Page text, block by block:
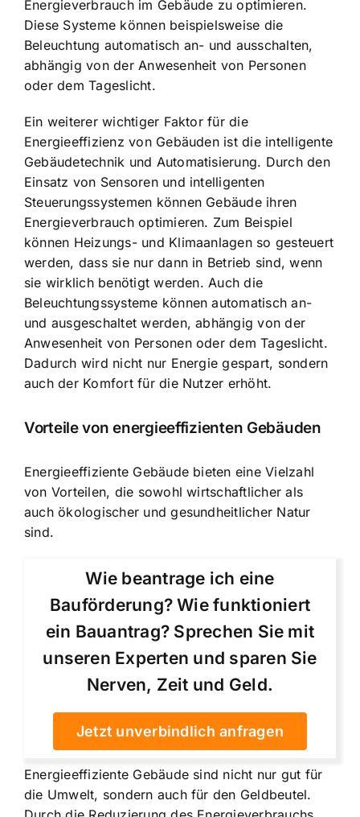
Energieverbrauch im Gebäude zu optimieren.
Diese Systeme können beispielsweise die
Beleuchtung automatisch an- und ausschalten,
abhängig von der Anwesenheit von Personen
oder dem Tageslicht.
Ein weiterer wichtiger Faktor für die
Energieeffizienz von Gebäuden ist die intelligente
Gebäudetechnik und Automatisierung. Durch den
Einsatz von Sensoren und intelligenten
Steuerungssystemen können Gebäude ihren
Energieverbrauch optimieren. Zum Beispiel
können Heizungs- und Klimaanlagen so gesteuert
werden, dass sie nur dann in Betrieb sind, wenn
sie wirklich benötigt werden. Auch die
Beleuchtungssysteme können automatisch an-
und ausgeschaltet werden, abhängig von der
Anwesenheit von Personen oder dem Tageslicht.
Dadurch wird nicht nur Energie gespart, sondern
auch der Komfort für die Nutzer erhöht.
Vorteile von energieeffizienten Gebäuden
Energieeffiziente Gebäude bieten eine Vielzahl
von Vorteilen, die sowohl wirtschaftlicher als
auch ökologischer und gesundheitlicher Natur
sind.
Wie beantrage ich eine
Bauförderung? Wie funktioniert
ein Bauantrag? Sprechen Sie mit
unseren Experten und sparen Sie
Nerven, Zeit und Geld.
Jetzt unverbindlich anfragen
Energieeffiziente Gebäude sind nicht nur gut für
die Umwelt, sondern auch für den Geldbeutel.